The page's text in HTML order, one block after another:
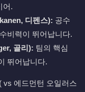
어.
디펜스): 공수
비력이 뛰어납니다.
골리): 팀의 핵심
뛰어납니다.
vs 에드먼턴 오일러스